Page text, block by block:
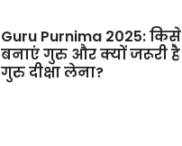
Guru Purnima 2025: किसे
बनाएं गुरु और क्यों जरूरी है
गुरु दीक्षा लेना?